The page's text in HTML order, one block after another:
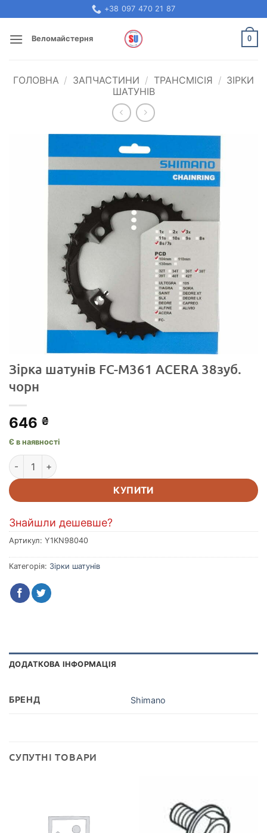
to
content
+38 097 470 21 87
Веломайстерня 0
ГОЛОВНА / ЗАПЧАСТИНИ / ТРАНСМІСІЯ / ЗІРКИ
ШАТУНІВ
Зірка шатунів FC-M361 ACERA 38зуб.
чорн
646 ₴
Є в наявності
Зірка шатунів FC-M361 ACERA 38зуб. чорн кількість
КУПИТИ
Знайшли дешевше?
Артикул: Y1KN98040
Категорія: Зірки шатунів
ДОДАТКОВА ІНФОРМАЦІЯ
БРЕНД Shimano
СУПУТНІ ТОВАРИ